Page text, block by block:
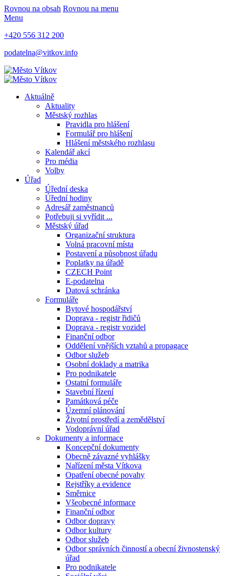
Rovnou na obsah Rovnou na menu
Menu
+420 556 312 200
podatelna@vitkov.info
Aktuálně
Aktuality
Městský rozhlas
Pravidla pro hlášení
Formulář pro hlášení
Hlášení městského rozhlasu
Kalendář akcí
Pro média
Volby
Úřad
Úřední deska
Úřední hodiny
Adresář zaměstnanců
Potřebuji si vyřídit ...
Městský úřad
Organizační struktura
Volná pracovní místa
Postavení a působnost úřadu
Poplatky na úřadě
CZECH Point
E-podatelna
Datová schránka
Formuláře
Bytové hospodářství
Doprava - registr řidičů
Doprava - registr vozidel
Finanční odbor
Oddělení vnějších vztahů a propagace
Odbor služeb
Osobní doklady a matrika
Pro podnikatele
Ostatní formuláře
Stavební řízení
Památková péče
Územní plánování
Životní prostředí a zemědělství
Vodoprávní úřad
Dokumenty a informace
Koncepční dokumenty
Obecně závazné vyhlášky
Nařízení města Vítkova
Opatření obecné povahy
Rejstříky a evidence
Směrnice
Všeobecné informace
Finanční odbor
Odbor dopravy
Odbor kultury
Odbor služeb
Odbor správních činností a obecní živnostenský
úřad
Pro podnikatele